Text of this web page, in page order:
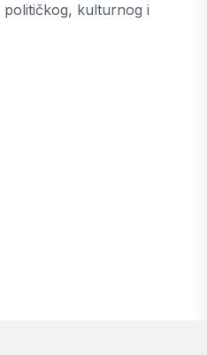
kulturnog i